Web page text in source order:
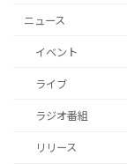
ニュース
イベント
ライブ
ラジオ番組
リリース